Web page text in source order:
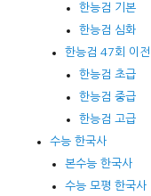
한능검 기본
한능검 심화
한능검 47회 이전
한능검 초급
한능검 중급
한능검 고급
수능 한국사
본수능 한국사
수능 모평 한국사